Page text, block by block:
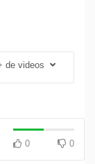
: « We
sustainability
»
de videos
0 0